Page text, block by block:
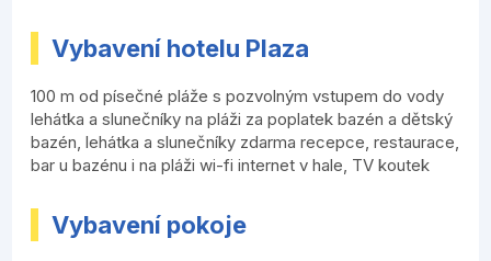
Vybavení hotelu Plaza
100 m od písečné pláže s pozvolným vstupem do vody
lehátka a slunečníky na pláži za poplatek bazén a dětský
bazén, lehátka a slunečníky zdarma recepce, restaurace,
bar u bazénu i na pláži wi-fi internet v hale, TV koutek
Vybavení pokoje